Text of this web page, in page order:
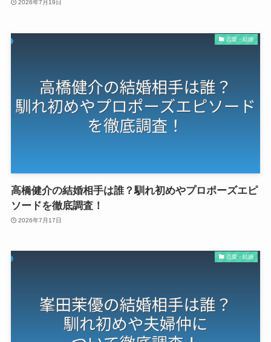
2026年7月19日
恋愛・結婚
高橋健介の結婚相手は誰？馴れ初めやプロポーズエピ
ソードを徹底調査！
2026年7月17日
恋愛・結婚